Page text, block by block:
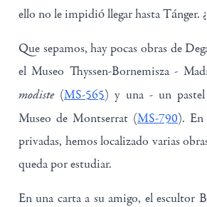
ello no le impidió llegar hasta Tánger.
Que sepamos, hay pocas obras de
el Museo Thyssen-Bornemisza -
modiste(MS-565) y una - un
Museo de Montserrat (MS-790). En
privadas, hemos localizado varias
queda por estudiar.
En una carta a su amigo, el escultor